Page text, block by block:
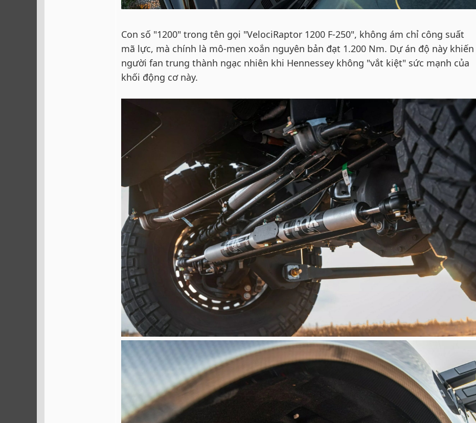
Con số "1200" trong tên gọi "VelociRaptor 1200 F-250", không ám chỉ công suất
mã lực, mà chính là mô-men xoắn nguyên bản đạt 1.200 Nm. Dự án độ này khiến
người fan trung thành ngạc nhiên khi Hennessey không "vắt kiệt" sức mạnh của
khối động cơ này.